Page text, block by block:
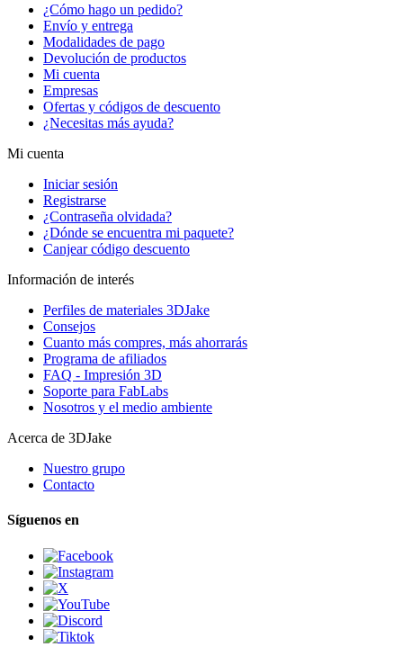
¿Cómo hago un pedido?
Envío y entrega
Modalidades de pago
Devolución de productos
Mi cuenta
Empresas
Ofertas y códigos de descuento
¿Necesitas más ayuda?
Mi cuenta
Iniciar sesión
Registrarse
¿Contraseña olvidada?
¿Dónde se encuentra mi paquete?
Canjear código descuento
Información de interés
Perfiles de materiales 3DJake
Consejos
Cuanto más compres, más ahorrarás
Programa de afiliados
FAQ - Impresión 3D
Soporte para FabLabs
Nosotros y el medio ambiente
Acerca de 3DJake
Nuestro grupo
Contacto
Síguenos en